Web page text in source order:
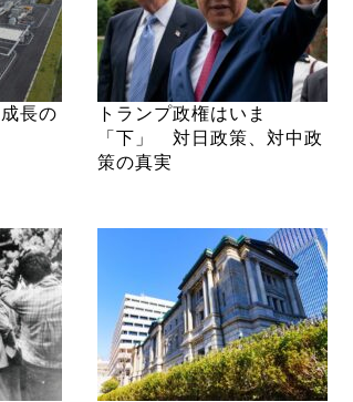
長の
トランプ政権はいま
「下」 対日政策、対中政
策の真実